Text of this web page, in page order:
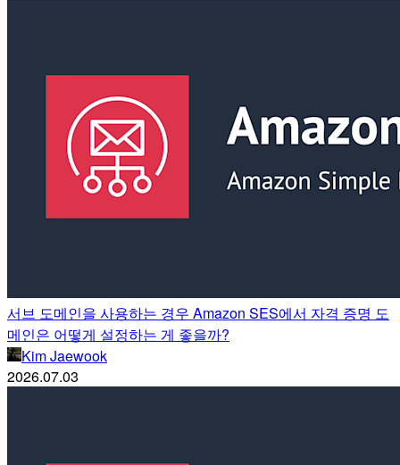
서브 도메인을 사용하는 경우 Amazon SES에서 자격 증명 도
메인은 어떻게 설정하는 게 좋을까?
Kim Jaewook
2026.07.03